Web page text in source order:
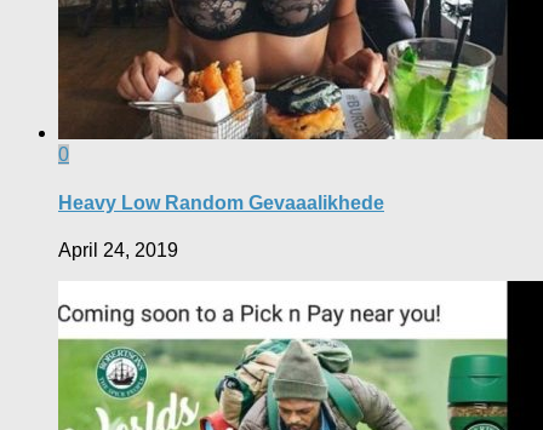
0
Heavy Low Random Gevaaalikhede
April 24, 2019